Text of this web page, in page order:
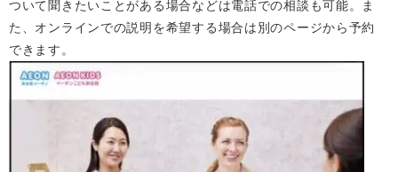
ついて聞きたいことがある場合などは電話での相談も可能。ま
た、オンラインでの説明を希望する場合は別のページから予約
できます。